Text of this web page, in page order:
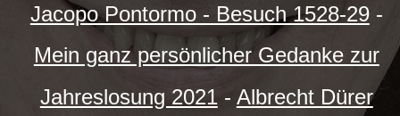
Jacopo Pontormo - Besuch 1528-29-
Mein ganz persönlicher Gedanke zur
Jahreslosung 2021- Albrecht Dürer